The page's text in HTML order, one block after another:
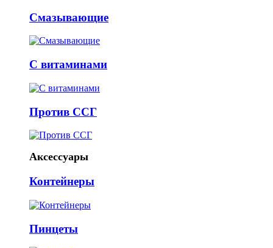
Смазывающие
С витаминами
Против ССГ
Аксессуары
Контейнеры
Пинцеты